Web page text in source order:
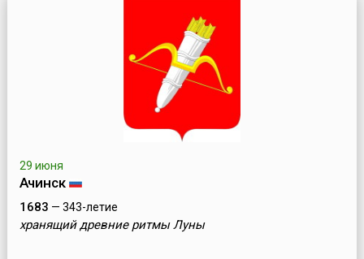
29 июня
Ачинск
1683 — 343-летие
хранящий древние ритмы Луны